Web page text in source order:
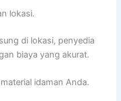
lokasi.
di lokasi, penyedia
biaya yang akurat.
idaman Anda.